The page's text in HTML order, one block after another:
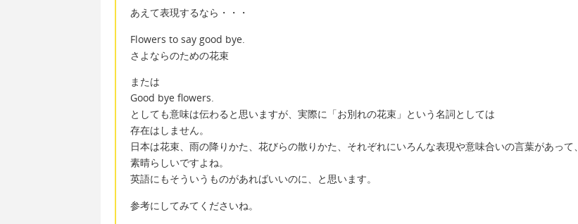
あえて表現するなら・・・
Flowers to say good bye.
さよならのための花束
または
Good bye flowers.
としても意味は伝わると思いますが、実際に「お別れの花束」という名詞としては
存在はしません。
日本は花束、雨の降りかた、花びらの散りかた、それぞれにいろんな表現や意味合いの言葉があって、
素晴らしいですよね。
英語にもそういうものがあればいいのに、と思います。
参考にしてみてくださいね。